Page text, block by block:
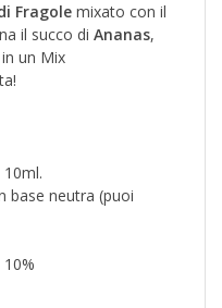
Fragole mixato con il
il succo di Ananas,
un Mix
base neutra (puoi